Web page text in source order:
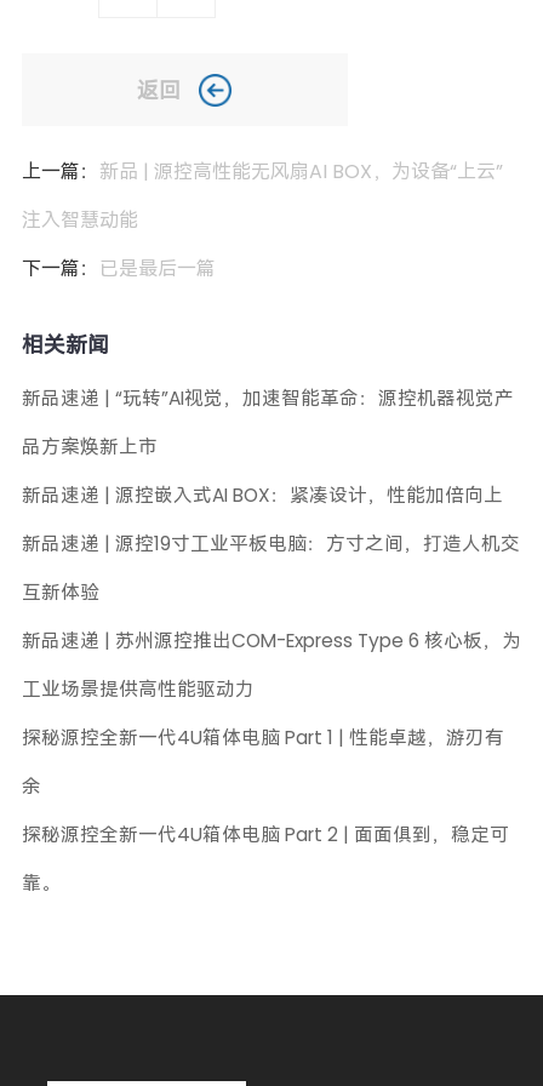
返回
上一篇： 新品 | 源控高性能无风扇AI BOX，为设备“上云”
注入智慧动能
下一篇： 已是最后一篇
相关新闻
新品速递 | “玩转”AI视觉，加速智能革命：源控机器视觉产
品方案焕新上市
新品速递 | 源控嵌入式AI BOX：紧凑设计，性能加倍向上
新品速递 | 源控19寸工业平板电脑：方寸之间，打造人机交
互新体验
新品速递 | 苏州源控推出COM-Express Type 6 核心板，为
工业场景提供高性能驱动力
探秘源控全新一代4U箱体电脑 Part 1 | 性能卓越，游刃有
余
探秘源控全新一代4U箱体电脑 Part 2 | 面面俱到，稳定可
靠。